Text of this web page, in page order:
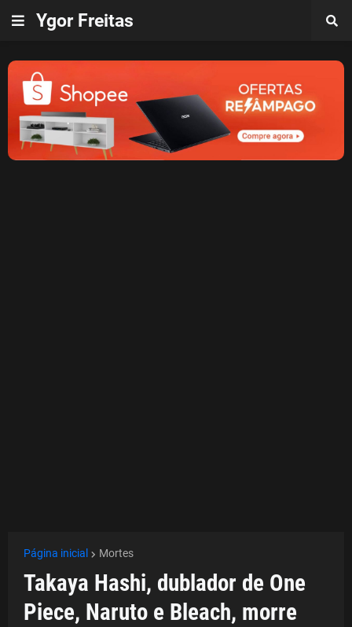
Ygor Freitas
Página inicial Mortes
Takaya Hashi, dublador de One
Piece, Naruto e Bleach, morre